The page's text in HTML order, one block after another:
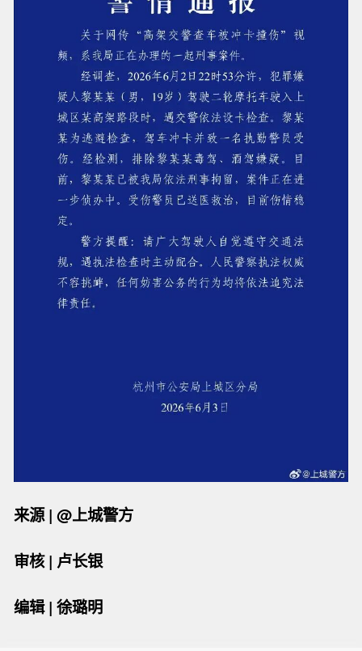
来源 | @上城警方
审核 | 卢长银
编辑 | 徐璐明